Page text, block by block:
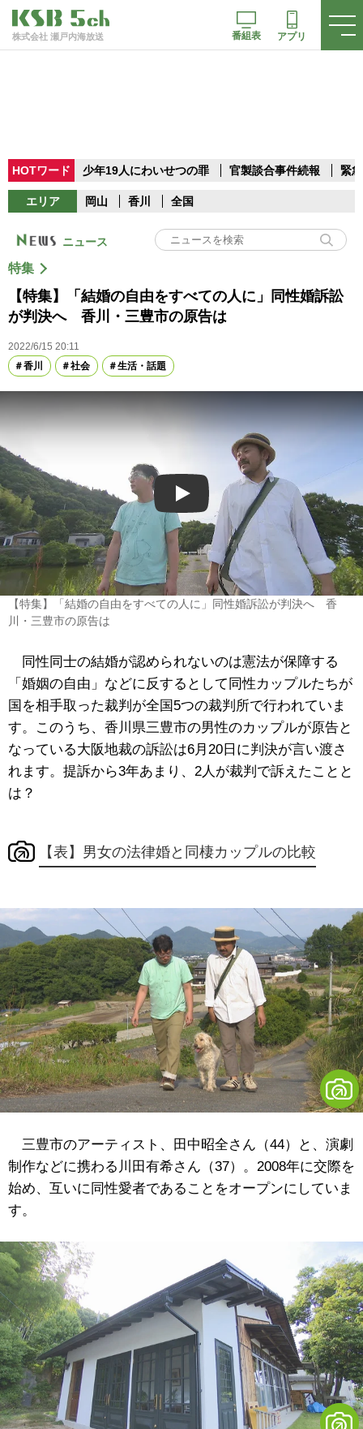
株式会社 瀬戸内海放送 番組表 アプリ
HOTワード 少年19人にわいせつの罪 官製談合事件続報 緊
エリア 岡山 香川 全国
ニュース
特集
【特集】「結婚の自由をすべての人に」同性婚訴訟
が判決へ 香川・三豊市の原告は
2022/6/15 20:11
香川
社会 生活・話題
Play
【特集】「結婚の自由をすべての人に」同性婚訴訟が判決へ 香
川・三豊市の原告は
同性同士の結婚が認められないのは憲法が保障する
「婚姻の自由」などに反するとして同性カップルたちが
国を相手取った裁判が全国5つの裁判所で行われていま
す。このうち、香川県三豊市の男性のカップルが原告と
なっている大阪地裁の訴訟は6月20日に判決が言い渡さ
れます。提訴から3年あまり、2人が裁判で訴えたことと
は？
【表】男女の法律婚と同棲カップルの比較
三豊市のアーティスト、田中昭全さん（44）と、演劇
制作などに携わる川田有希さん（37）。2008年に交際を
始め、互いに同性愛者であることをオープンにしていま
す。